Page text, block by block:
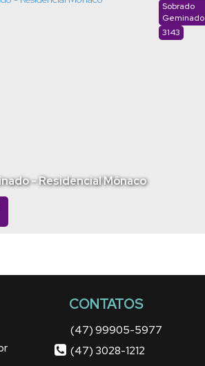
- Residencial Mônaco
3143
Sobrado
Geminado
CONTATOS
(47) 99905-5977
(47) 3028-1212